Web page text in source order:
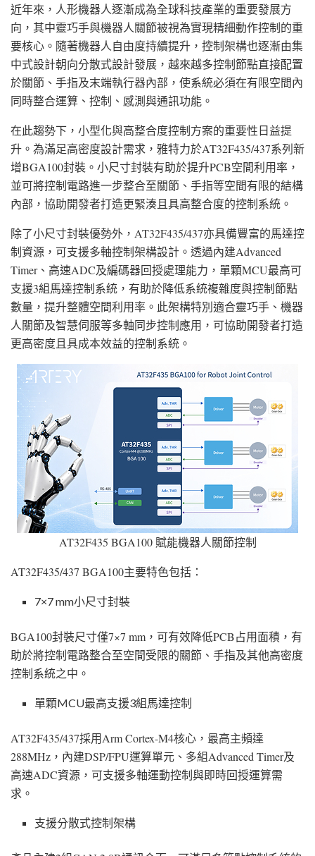
近年來，人形機器人逐漸成為全球科技產業的重要發展方
向，其中靈巧手與機器人關節被視為實現精細動作控制的重
要核心。隨著機器人自由度持續提升，控制架構也逐漸由集
中式設計朝向分散式設計發展，越來越多控制節點直接配置
於關節、手指及末端執行器內部，使系統必須在有限空間內
同時整合運算、控制、感測與通訊功能。
在此趨勢下，小型化與高整合度控制方案的重要性日益提
升。為滿足高密度設計需求，雅特力於AT32F435/437系列新
增BGA100封裝。小尺寸封裝有助於提升PCB空間利用率，
並可將控制電路進一步整合至關節、手指等空間有限的結構
內部，協助開發者打造更緊湊且具高整合度的控制系統。
除了小尺寸封裝優勢外，AT32F435/437亦具備豐富的馬達控
制資源，可支援多軸控制架構設計。透過內建Advanced
Timer、高速ADC及編碼器回授處理能力，單顆MCU最高可
支援3組馬達控制系統，有助於降低系統複雜度與控制節點
數量，提升整體空間利用率。此架構特別適合靈巧手、機器
人關節及智慧伺服等多軸同步控制應用，可協助開發者打造
更高密度且具成本效益的控制系統。
AT32F435 BGA100 賦能機器人關節控制
AT32F435/437 BGA100主要特色包括：
7×7 mm小尺寸封裝
BGA100封裝尺寸僅7×7 mm，可有效降低PCB占用面積，有
助於將控制電路整合至空間受限的關節、手指及其他高密度
控制系統之中。
單顆MCU最高支援3組馬達控制
AT32F435/437採用Arm Cortex-M4核心，最高主頻達
288MHz，內建DSP/FPU運算單元、多組Advanced Timer及
高速ADC資源，可支援多軸運動控制與即時回授運算需
求。
支援分散式控制架構